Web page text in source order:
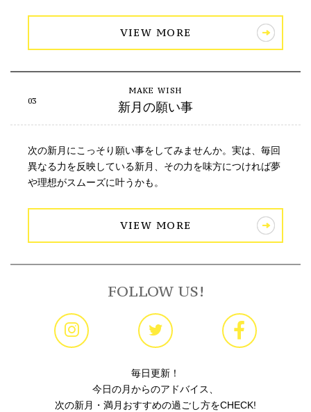
VIEW MORE
新月の願い事
次の新月にこっそり願い事をしてみませんか。実は、毎回
異なる力を反映している新月、その力を味方につければ夢
や理想がスムーズに叶うかも。
VIEW MORE
FOLLOW US!
毎日更新！
今日の月からのアドバイス、
次の新月・満月おすすめの過ごし方をCHECK!